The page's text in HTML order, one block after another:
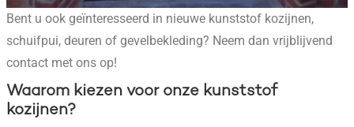
Bent u ook geïnteresseerd in nieuwe kunststof kozijnen,
schuifpui, deuren of gevelbekleding? Neem dan vrijblijvend
contact met ons op!
Waarom kiezen voor onze kunststof
kozijnen?